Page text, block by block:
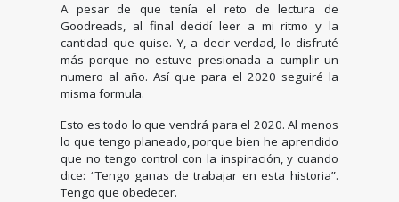
A pesar de que tenía el reto de lectura de
Goodreads, al final decidí leer a mi ritmo y la
cantidad que quise. Y, a decir verdad, lo disfruté
más porque no estuve presionada a cumplir un
numero al año. Así que para el 2020 seguiré la
misma formula.
Esto es todo lo que vendrá para el 2020. Al menos
lo que tengo planeado, porque bien he aprendido
que no tengo control con la inspiración, y cuando
dice: “Tengo ganas de trabajar en esta historia”.
Tengo que obedecer.